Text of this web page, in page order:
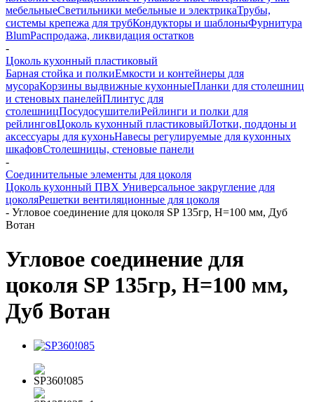
мебельныеСветильники мебельные и электрикаТрубы,
системы крепежа для трубКондукторы и шаблоныФурнитура
BlumРаспродажа, ликвидация остатков
-
Цоколь кухонный пластиковый
Барная стойка и полкиЕмкости и контейнеры для
мусораКорзины выдвижные кухонныеПланки для столешниц
и стеновых панелейПлинтус для
столешницПосудосушителиРейлинги и полки для
рейлинговЦоколь кухонный пластиковыйЛотки, поддоны и
аксессуары для кухоньНавесы регулируемые для кухонных
шкафовСтолешницы, стеновые панели
-
Соединительные элементы для цоколя
Цоколь кухонный ПВХ Универсальное закругление для
цоколяРешетки вентиляционные для цоколя
- Угловое соединение для цоколя SP 135гр, H=100 мм, Дуб
Вотан
Угловое соединение для
цоколя SP 135гр, H=100 мм,
Дуб Вотан